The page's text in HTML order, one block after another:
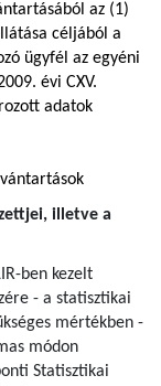
az (1)
céljából a
ügyfél az egyéni
évi CXV.
adatok
illetve a
ben kezelt
- a statisztikai
mértékben -
módon
Statisztikai